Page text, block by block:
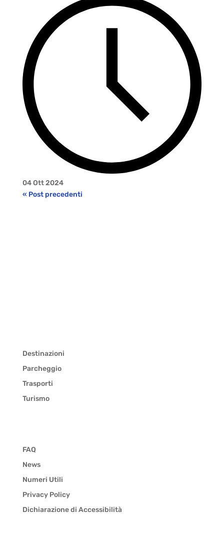
04 Ott 2024
« Post precedenti
Destinazioni
Parcheggio
Trasporti
Turismo
FAQ
News
Numeri Utili
Privacy Policy
Dichiarazione di Accessibilità